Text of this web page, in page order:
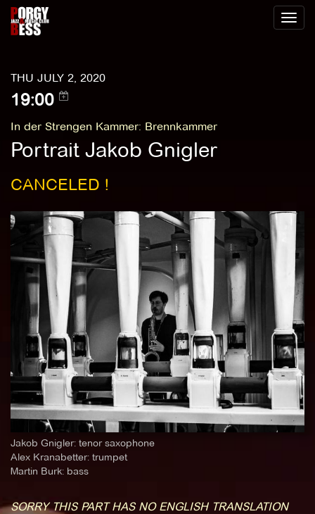
Toggle
THU JULY 2, 2020
19:00
In der Strengen Kammer: Brennkammer
Portrait Jakob Gnigler
CANCELED !
Jakob Gnigler: tenor saxophone
Alex Kranabetter: trumpet
Martin Burk: bass
SORRY THIS PART HAS NO ENGLISH TRANSLATION